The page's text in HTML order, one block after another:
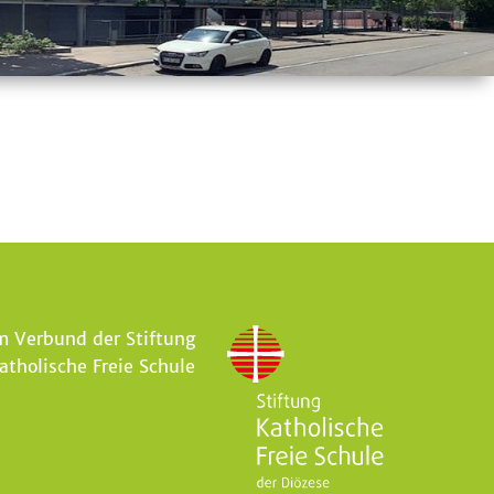
Verbund der Stiftung
Freie Schule